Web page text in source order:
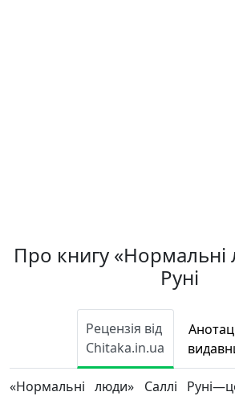
Про книгу «Нормальні
Руні
Рецензія від
Chitaka.in.ua
«Нормальні люди» Саллі